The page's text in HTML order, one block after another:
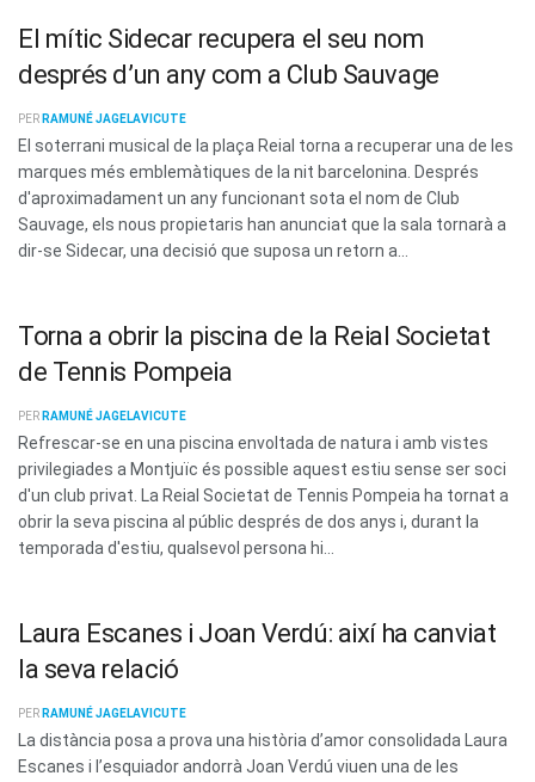
El mític Sidecar recupera el seu nom
després d’un any com a Club Sauvage
PER RAMUNÉ JAGELAVICUTE
El soterrani musical de la plaça Reial torna a recuperar una de les
marques més emblemàtiques de la nit barcelonina. Després
d'aproximadament un any funcionant sota el nom de Club
Sauvage, els nous propietaris han anunciat que la sala tornarà a
dir-se Sidecar, una decisió que suposa un retorn a...
Torna a obrir la piscina de la Reial Societat
de Tennis Pompeia
PER RAMUNÉ JAGELAVICUTE
Refrescar-se en una piscina envoltada de natura i amb vistes
privilegiades a Montjuïc és possible aquest estiu sense ser soci
d'un club privat. La Reial Societat de Tennis Pompeia ha tornat a
obrir la seva piscina al públic després de dos anys i, durant la
temporada d'estiu, qualsevol persona hi...
Laura Escanes i Joan Verdú: així ha canviat
la seva relació
PER RAMUNÉ JAGELAVICUTE
La distància posa a prova una història d’amor consolidada Laura
Escanes i l’esquiador andorrà Joan Verdú viuen una de les